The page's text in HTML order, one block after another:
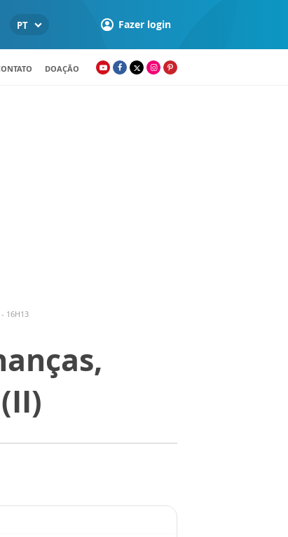
PT Fazer login
DOAÇÃO
16H13